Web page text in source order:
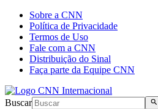
Sobre a CNN
Política de Privacidade
Termos de Uso
Fale com a CNN
Distribuição do Sinal
Faça parte da Equipe CNN
Buscar